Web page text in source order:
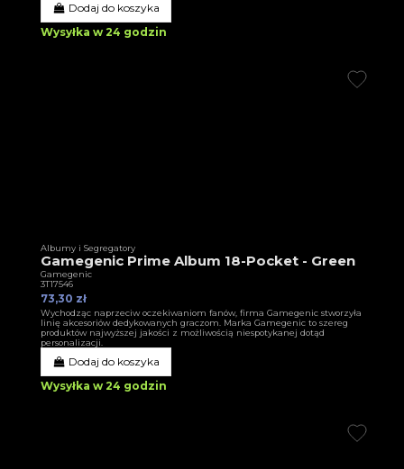
Dodaj do koszyka
Wysyłka w 24 godzin
Albumy i Segregatory
Gamegenic Prime Album 18-Pocket - Green
Gamegenic
3T17546
73,30 zł
Wychodząc naprzeciw oczekiwaniom fanów, firma Gamegenic stworzyła
linię akcesoriów dedykowanych graczom. Marka Gamegenic to szereg
produktów najwyższej jakości z możliwością niespotykanej dotąd
personalizacji.
Dodaj do koszyka
Wysyłka w 24 godzin